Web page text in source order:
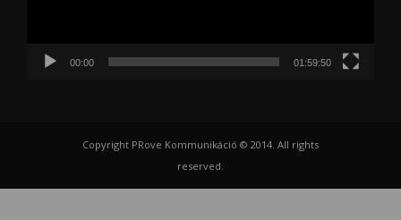
00:00 01:59:50
Copyright PRove Kommunikáció © 2014. All rights
reserved.